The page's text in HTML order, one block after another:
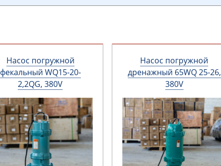
Насос погружной
фекальный WQ15-20-
2,2QG, 380V
Насос погружной
дренажный 65WQ 25-26,
380V